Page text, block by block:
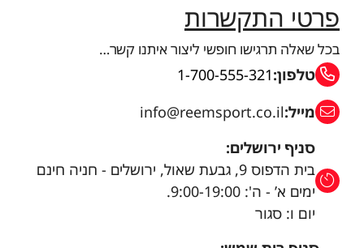
פרטי התקשרות
בכל שאלה תרגישו חופשי ליצור איתנו קשר…
טלפון:1-700-555-321
מייל:info@reemsport.co.il
סניף ירושלים:
בית הדפוס 9, גבעת שאול, ירושלים - חניה חינם
ימים א’ - ה': 9:00-19:00.
יום ו: סגור